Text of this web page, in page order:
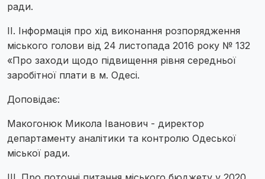
ради.
II. Інформація про хід виконання розпорядження
міського голови від 24 листопада 2016 року № 132
«Про заходи щодо підвищення рівня середньої
заробітної плати в м. Одесі.
Доповідає:
Макогонюк Микола Іванович - директор
департаменту аналітики та контролю Одеської
міської ради.